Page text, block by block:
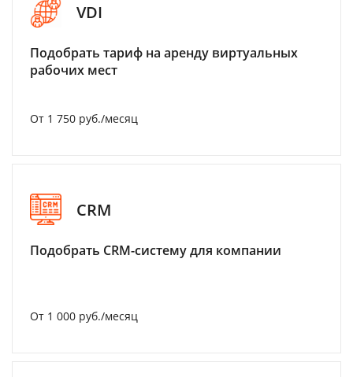
VDI
Подобрать тариф на аренду виртуальных
рабочих мест
От 1 750 руб./месяц
CRM
Подобрать CRM-систему для компании
От 1 000 руб./месяц